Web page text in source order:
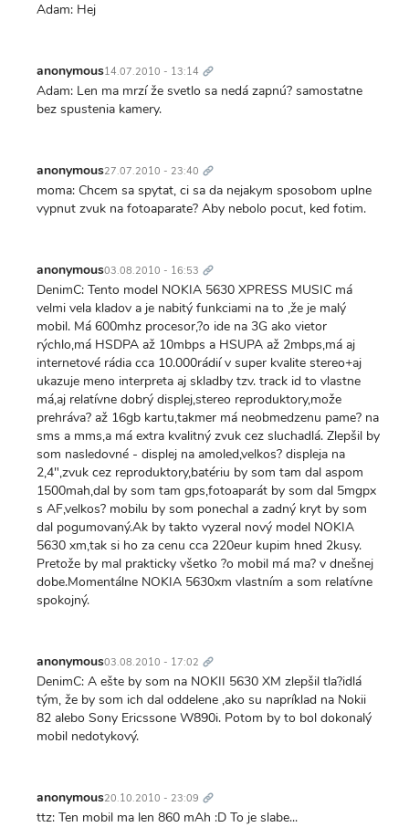
Adam: Hej
anonymous14.07.2010 - 13:14 odkaz
Adam: Len ma mrzí že svetlo sa nedá zapnú? samostatne
bez spustenia kamery.
anonymous27.07.2010 - 23:40 odkaz
moma: Chcem sa spytat, ci sa da nejakym sposobom uplne
vypnut zvuk na fotoaparate? Aby nebolo pocut, ked fotim.
anonymous03.08.2010 - 16:53 odkaz
DenimC: Tento model NOKIA 5630 XPRESS MUSIC má
velmi vela kladov a je nabitý funkciami na to ,že je malý
mobil. Má 600mhz procesor,?o ide na 3G ako vietor
rýchlo,má HSDPA až 10mbps a HSUPA až 2mbps,má aj
internetové rádia cca 10.000rádií v super kvalite stereo+aj
ukazuje meno interpreta aj skladby tzv. track id to vlastne
má,aj relatívne dobrý displej,stereo reproduktory,može
prehráva? až 16gb kartu,takmer má neobmedzenu pame? na
sms a mms,a má extra kvalitný zvuk cez sluchadlá. Zlepšil by
som nasledovné - displej na amoled,velkos? displeja na
2,4",zvuk cez reproduktory,batériu by som tam dal aspom
1500mah,dal by som tam gps,fotoaparát by som dal 5mgpx
s AF,velkos? mobilu by som ponechal a zadný kryt by som
dal pogumovaný.Ak by takto vyzeral nový model NOKIA
5630 xm,tak si ho za cenu cca 220eur kupim hned 2kusy.
Pretože by mal prakticky všetko ?o mobil má ma? v dnešnej
dobe.Momentálne NOKIA 5630xm vlastním a som relatívne
spokojný.
anonymous03.08.2010 - 17:02 odkaz
DenimC: A ešte by som na NOKII 5630 XM zlepšil tla?idlá
tým, že by som ich dal oddelene ,ako su napríklad na Nokii
82 alebo Sony Ericssone W890i. Potom by to bol dokonalý
mobil nedotykový.
anonymous20.10.2010 - 23:09 odkaz
ttz: Ten mobil ma len 860 mAh :D To je slabe...